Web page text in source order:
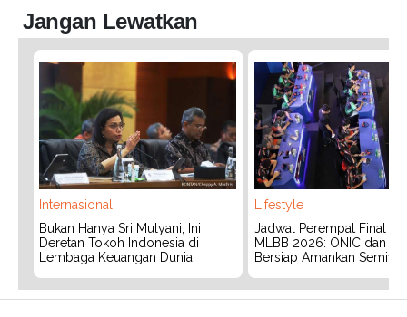
Jangan Lewatkan
Internasional
Bukan Hanya Sri Mulyani, Ini
Deretan Tokoh Indonesia di
Lembaga Keuangan Dunia
Lifestyle
Jadwal Perempat Final
MLBB 2026: ONIC dan
Bersiap Amankan